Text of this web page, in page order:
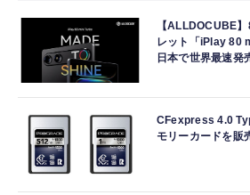
【ALLDOCUBE
レット「iPlay 80
日本で世界最速発
CFexpress 4.0
モリーカードを販